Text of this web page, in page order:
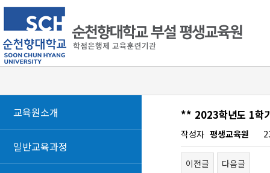
교육원소개
일반교육과정
** 2023학년도 1학
작성자 평생교육원
이전글 다음글